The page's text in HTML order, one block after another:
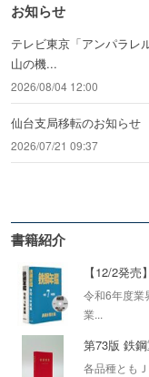
お知らせ
テレビ東京「アンパラ
山の機...
2026/08/04 12:00
仙台支局移転のお知ら
2026/07/21 09:37
書籍紹介
【12/2発
令和6年度業
業...
第73版 鉄
各品種とも